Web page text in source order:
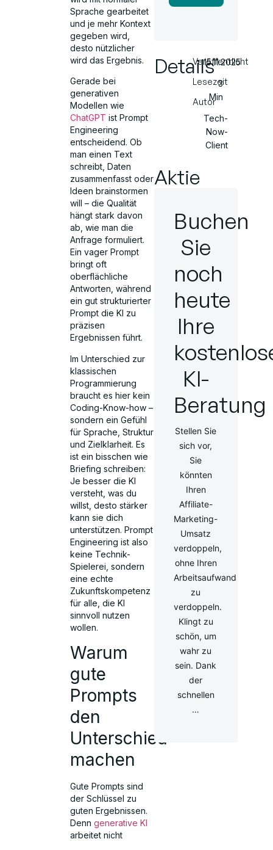
Sprache gearbeitet
und je mehr Kontext
gegeben wird,
desto nützlicher
wird das Ergebnis.
Gerade bei
generativen
Modellen wie
ChatGPT ist Prompt
Engineering
entscheidend. Ob
man einen Text
schreibt, Daten
zusammenfasst oder
Ideen brainstormen
will – die Qualität
hängt stark davon
ab, wie man die
Anfrage formuliert.
Ein vager Prompt
bringt oft
oberflächliche
Antworten, während
ein gut strukturierter
Prompt die KI zu
präzisen
Ergebnissen führt.
Im Unterschied zur
klassischen
Programmierung
braucht es hier kein
Coding-Know-how –
sondern ein Gefühl
für Sprache, Struktur
und Zielklarheit. Es
ist ein bisschen wie
Briefing schreiben:
Je besser die KI
versteht, was du
willst, desto stärker
kann sie dich
unterstützen. Prompt
Engineering ist also
keine Technik-
Spielerei, sondern
eine echte
Zukunftskompetenz
für alle, die KI
sinnvoll nutzen
wollen.
Warum
gute
Prompts
den
Unterschied
machen
Gute Prompts sind
der Schlüssel zu
guten Ergebnissen.
Denngenerative KI
arbeitet nicht
DetailsVeröffentlicht
Lesezeit
Autor
15.11.2025
3
Min
Tech-
Now-
Client
Aktie
Buchen
Sie
noch
heute
Ihre
KI-
Beratung
Stellen Sie
sich vor,
Sie
könnten
Ihren
Affiliate-
Marketing-
Umsatz
verdoppeln,
ohne Ihren
Arbeitsaufwand
zu
verdoppeln.
Klingt zu
schön, um
wahr zu
sein. Dank
der
schnellen
…